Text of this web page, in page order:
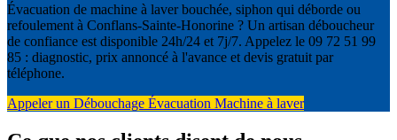
Évacuation de machine à laver bouchée, siphon qui déborde ou
refoulement à Conflans-Sainte-Honorine ? Un artisan déboucheur
de confiance est disponible 24h/24 et 7j/7. Appelez le 09 72 51 99
85 : diagnostic, prix annoncé à l'avance et devis gratuit par
téléphone.
Appeler un Débouchage Évacuation Machine à laver